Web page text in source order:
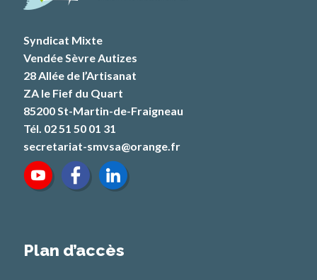
Syndicat Mixte
Vendée Sèvre Autizes
28 Allée de l’Artisanat
ZA le Fief du Quart
85200 St-Martin-de-Fraigneau
Tél. 02 51 50 01 31
secretariat-smvsa@orange.fr
Plan d’accès